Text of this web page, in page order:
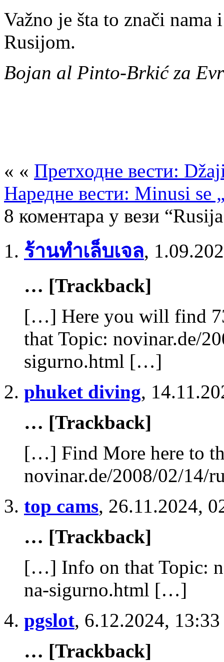
Va­žno je šta to zna­či
Ru­si­jom.
Bo­jan al Pin­to-Br­kić za
« « Претходне вести:
Наредне вести: Minusi se
8 коментара у вези
ร้านทำเล็บเจล,
… [Trackback]
[…] Here you will find
that Topic: novinar.de/
sigurno.html […]
phuket diving,
… [Trackback]
[…] Find More here to
novinar.de/2008/02/
top cams, 26.11.2024,
… [Trackback]
[…] Info on that Topic:
na-sigurno.html […]
pgslot, 6.12.2024, 13:33
… [Trackback]